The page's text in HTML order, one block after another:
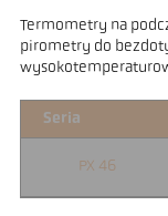
Termometry na
pirometry do
Seria
PX 46